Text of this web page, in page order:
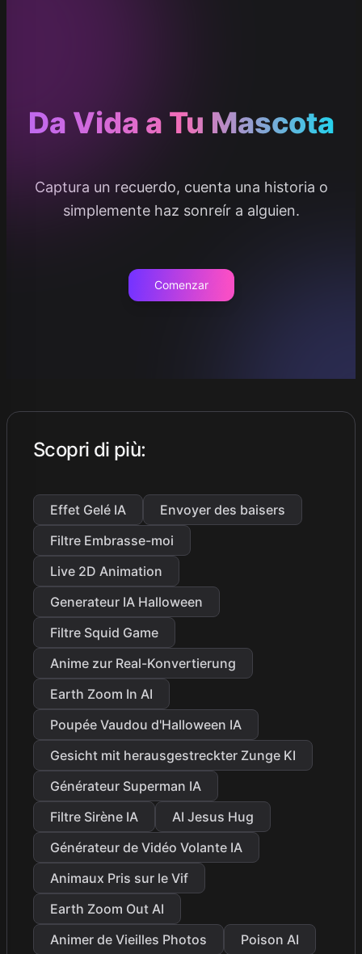
Da Vida a Tu Mascota
Captura un recuerdo, cuenta una historia o
simplemente haz sonreír a alguien.
Comenzar
Scopri di più:
Effet Gelé IA
Envoyer des baisers
Filtre Embrasse-moi
Live 2D Animation
Generateur IA Halloween
Filtre Squid Game
Anime zur Real-Konvertierung
Earth Zoom In AI
Poupée Vaudou d'Halloween IA
Gesicht mit herausgestreckter Zunge KI
Générateur Superman IA
Filtre Sirène IA
AI Jesus Hug
Générateur de Vidéo Volante IA
Animaux Pris sur le Vif
Earth Zoom Out AI
Animer de Vieilles Photos
Poison AI